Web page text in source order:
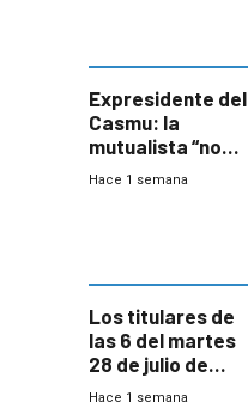
seguridad
Expresidente del
Casmu: la
mutualista “no
está para pagar”
Hace 1 semana
Los titulares de
las 6 del martes
28 de julio de
2026
Hace 1 semana